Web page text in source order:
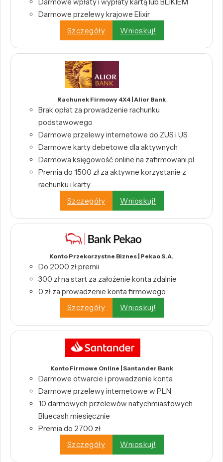
Darmowe wpłaty i wypłaty kartą lub BLIKIEM
Darmowe przelewy krajowe Elixir
Szczegóły
Wnioskuj!
Rachunek Firmowy 4X4 | Alior Bank
Brak opłat za prowadzenie rachunku
podstawowego
Darmowe przelewy internetowe do ZUS i US
Darmowe karty debetowe dla aktywnych
Darmowa księgowość online na zafirmowani.pl
Premia do 1500 zł za aktywne korzystanie z
rachunku i karty
Szczegóły
Wnioskuj!
Konto Przekorzystne Biznes | Pekao S.A.
Do 2000 zł premii
300 zł na start za założenie konta zdalnie
0 zł za prowadzenie konta firmowego
Szczegóły
Wnioskuj!
Konto Firmowe Online | Santander Bank
Darmowe otwarcie i prowadzenie konta
Darmowe przelewy internetowe w PLN
10 darmowych przelewów natychmiastowych
Bluecash miesięcznie
Premia do 2700 zł
Szczegóły
Wnioskuj!